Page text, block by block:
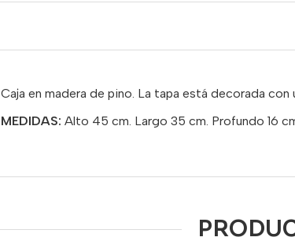
Caja en madera de pino. La tapa está decorada con
MEDIDAS:Alto 45 cm. Largo 35 cm. Profundo 16